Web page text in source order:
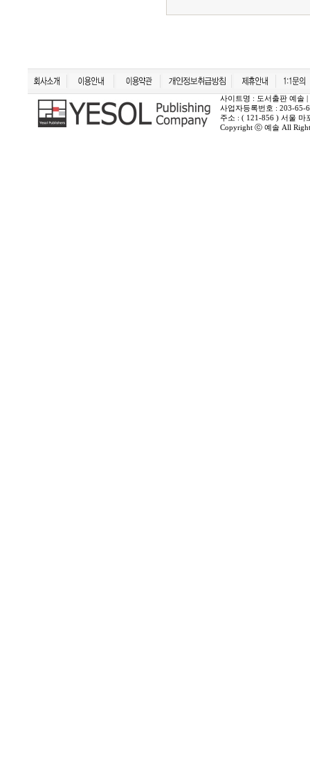
사이트명 : 도서출판 예솔
사업자등록번호 : 203-65-
주소 : ( 121-856 ) 서울 마
Copyright ⓒ 예솔 All